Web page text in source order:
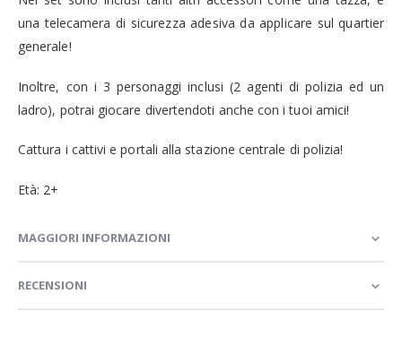
una telecamera di sicurezza adesiva da applicare sul quartier
generale!
Inoltre, con i 3 personaggi inclusi (2 agenti di polizia ed un
ladro), potrai giocare divertendoti anche con i tuoi amici!
Cattura i cattivi e portali alla stazione centrale di polizia!
Età: 2+
MAGGIORI INFORMAZIONI
RECENSIONI